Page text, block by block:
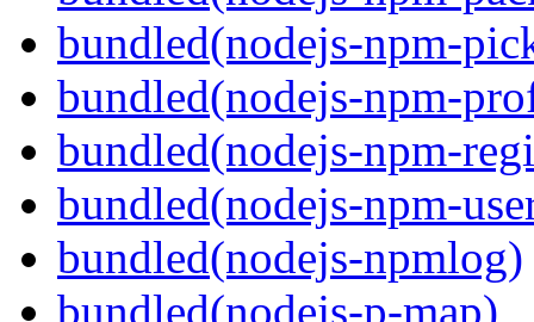
bundled(nodejs-npm-
bundled(nodejs-npm-
bundled(nodejs-npm-
bundled(nodejs-npm-
bundled(nodejs-npmlog)
bundled(nodejs-p-map)